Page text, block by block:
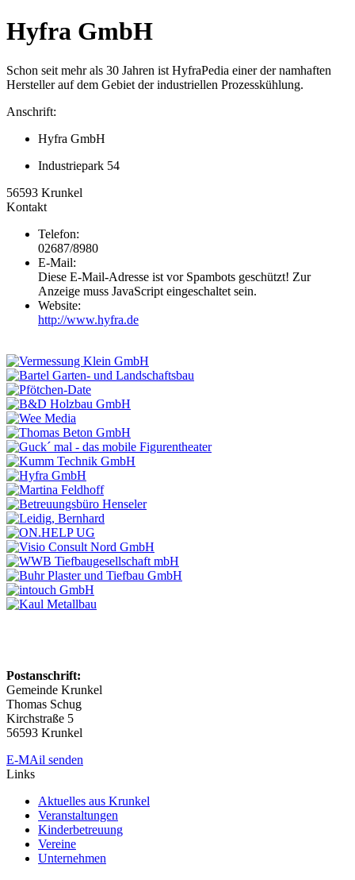
Hyfra GmbH
Schon seit mehr als 30 Jahren ist HyfraPedia einer der namhaften
Hersteller auf dem Gebiet der industriellen Prozesskühlung.
Anschrift:
Hyfra GmbH
Industriepark 54
56593 Krunkel
Kontakt
Telefon:
02687/8980
E-Mail:
Diese E-Mail-Adresse ist vor Spambots geschützt! Zur
Anzeige muss JavaScript eingeschaltet sein.
Website:
http://www.hyfra.de
Postanschrift:
Gemeinde Krunkel
Thomas Schug
Kirchstraße 5
56593 Krunkel
E-MAil senden
Links
Aktuelles aus Krunkel
Veranstaltungen
Kinderbetreuung
Vereine
Unternehmen